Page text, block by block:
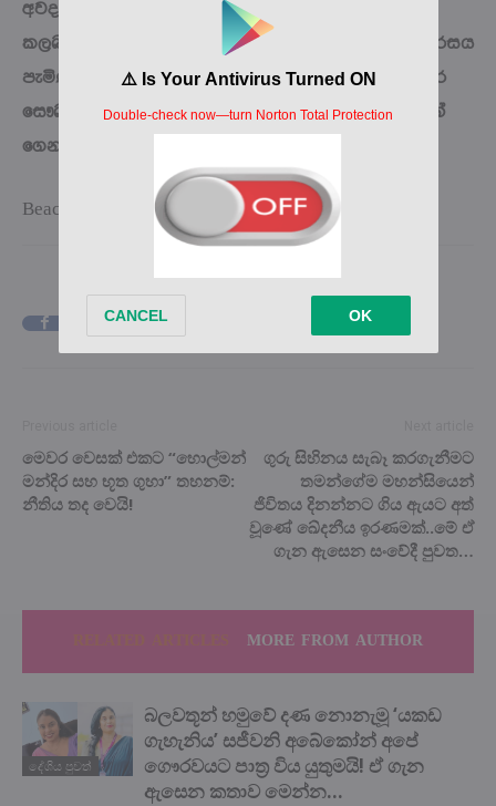
අවදානම් ඇති රටක් ලෙසයි. එම නිසා අනවශ්‍ය ලෙස
කලබල වීමට අවශ්‍ය නොවන අතර, රට ඇතුළට වෛරසය
පැමිණීම වැළැක්වීමට අවශ්‍ය සියලුම ආරක්ෂිත පියවර
සෞඛ්‍ය අමාත්‍යාංශය විසින් මේ වන විටත් උපරිමයෙන්
ගෙන අවසන්
Beaches & Islands
Facebook Pinterest
මෙවර වෙසක් එකට “හොල්මන්
මන්දිර සහ භූත ගුහා” තහනම්:
නීතිය තද වෙයි!
ගුරු සිහිනය සැබෑ කරගැනීමට
තමන්ගේම මහන්සියෙන්
ජිවිතය දිනන්නට ගිය ඇයට අත්
වූණේ ඛේදනීය ඉරණමක්..මේ ඒ
ගැන ඇසෙන සංවේදී පුවත…
MORE FROM AUTHOR
දේශිය පුවත්
බලවතූන් හමුවේ දණ නොනැමූ ‘යකඩ
ගැහැනිය’ සජීවනි අබේකෝන් අපේ
ගෞරවයට පාත්‍ර විය යුතුමයි! ඒ ගැන
ඇසෙන කතාව මෙන්න…